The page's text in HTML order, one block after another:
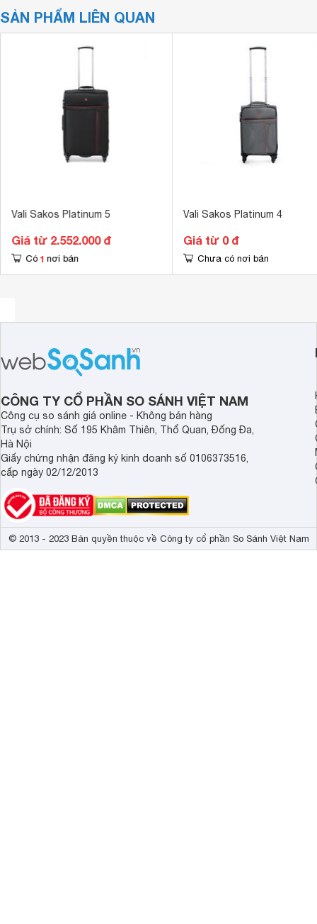
Valikéo 24 inch
TSA có thể mở hành lý để kiểm tra an ninh và khóa lại mà
SẢN PHẨM LIÊN QUAN
Vali Sakos Platinum 5
Giá từ 2.552.000 đ
Có 1 nơi bán
Vali Sakos Platinum 4
Giá từ 0 đ
Chưa có nơi bán
CÔNG TY CỔ PHẦN SO SÁNH VIỆT NAM
Công cụ so sánh giá online - Không bán hàng
Trụ sở chính: Số 195 Khâm Thiên, Thổ Quan, Đống Đa,
Hà Nội
Giấy chứng nhận đăng ký kinh doanh số 0106373516,
cấp ngày 02/12/2013
© 2013 - 2023 Bản quyền thuộc về Công ty cổ phần So Sánh Việt Nam